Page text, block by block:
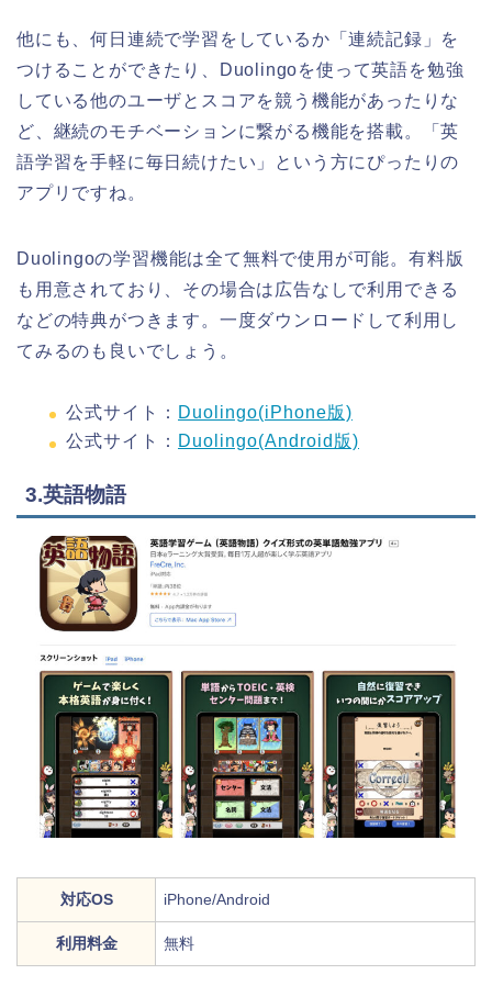
他にも、何日連続で学習をしているか「連続記録」を
つけることができたり、Duolingoを使って英語を勉強
している他のユーザとスコアを競う機能があったりな
ど、継続のモチベーションに繋がる機能を搭載。「英
語学習を手軽に毎日続けたい」という方にぴったりの
アプリですね。
Duolingoの学習機能は全て無料で使用が可能。有料版
も用意されており、その場合は広告なしで利用できる
などの特典がつきます。一度ダウンロードして利用し
てみるのも良いでしょう。
公式サイト： Duolingo(iPhone版)
公式サイト： Duolingo(Android版)
3.英語物語
対応OS iPhone/Android
利用料金 無料